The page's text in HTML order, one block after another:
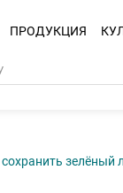
ПРОДУКЦИЯ
зелёный